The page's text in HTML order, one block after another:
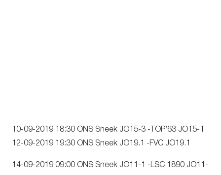
10-09-2019 18:30 ONS Sneek JO15-3 -TOP’63 JO15-1
12-09-2019 19:30 ONS Sneek JO19.1 -FVC JO19.1
14-09-2019 09:00 ONS Sneek JO11-1 -LSC 1890 JO11-